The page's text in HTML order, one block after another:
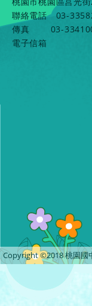
聯絡電話
03-
傳真
03-
電子信箱
Copyright ©2018 桃園國